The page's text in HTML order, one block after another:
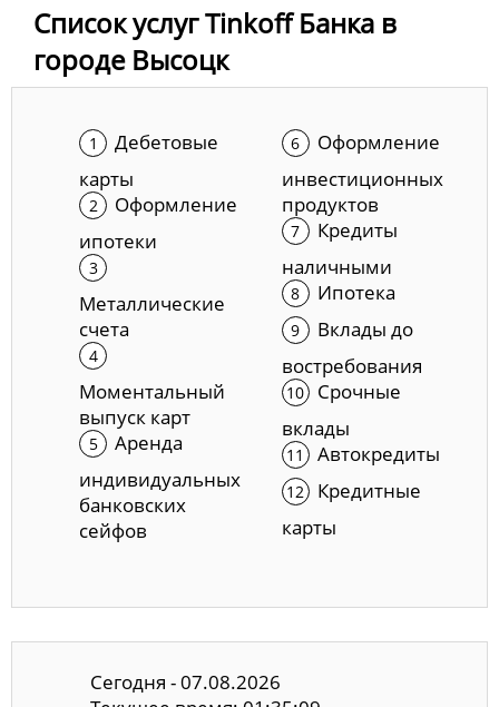
Список услуг Tinkoff Банка в
городе Высоцк
Дебетовые
карты
Оформление
ипотеки
Металлические
счета
Моментальный
выпуск карт
Аренда
индивидуальных
банковских
сейфов
Оформление
инвестиционных
продуктов
Кредиты
наличными
Ипотека
Вклады до
востребования
Срочные
вклады
Автокредиты
Кредитные
карты
Сегодня - 07.08.2026